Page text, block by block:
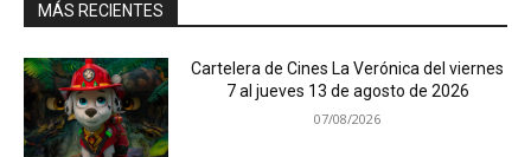
MÁS RECIENTES
Cartelera de Cines La Verónica del viernes
7 al jueves 13 de agosto de 2026
07/08/2026